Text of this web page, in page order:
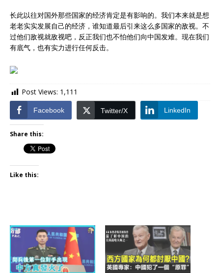
长此以往对国外那些国家的经济肯定是有影响的。我们本来就是想
老老实实发展自己的经济，谁知道最后引来这么多国家的敌视。不
过他们敌视就敌视吧，反正我们也不怕他们向中国发难。现在我们
有底气，也有实力进行任何反击。
Post Views: 1,111
Facebook Twitter/X LinkedIn
Share this:
Like this: